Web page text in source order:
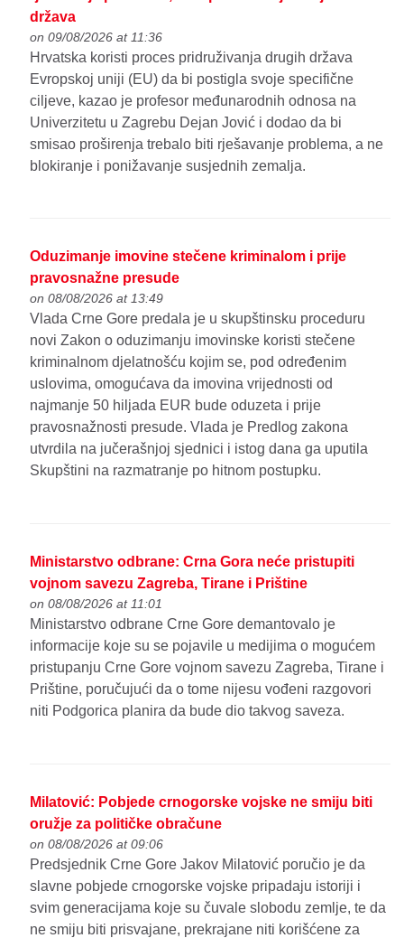
država
on 09/08/2026 at 11:36
Hrvatska koristi proces pridruživanja drugih država
Evropskoj uniji (EU) da bi postigla svoje specifične
ciljeve, kazao je profesor međunarodnih odnosa na
Univerzitetu u Zagrebu Dejan Jović i dodao da bi
smisao proširenja trebalo biti rješavanje problema, a ne
blokiranje i ponižavanje susjednih zemalja.
Oduzimanje imovine stečene kriminalom i prije
pravosnažne presude
on 08/08/2026 at 13:49
Vlada Crne Gore predala je u skupštinsku proceduru
novi Zakon o oduzimanju imovinske koristi stečene
kriminalnom djelatnošću kojim se, pod određenim
uslovima, omogućava da imovina vrijednosti od
najmanje 50 hiljada EUR bude oduzeta i prije
pravosnažnosti presude. Vlada je Predlog zakona
utvrdila na jučerašnjoj sjednici i istog dana ga uputila
Skupštini na razmatranje po hitnom postupku.
Ministarstvo odbrane: Crna Gora neće pristupiti
vojnom savezu Zagreba, Tirane i Prištine
on 08/08/2026 at 11:01
Ministarstvo odbrane Crne Gore demantovalo je
informacije koje su se pojavile u medijima o mogućem
pristupanju Crne Gore vojnom savezu Zagreba, Tirane i
Prištine, poručujući da o tome nijesu vođeni razgovori
niti Podgorica planira da bude dio takvog saveza.
Milatović: Pobjede crnogorske vojske ne smiju biti
oružje za političke obračune
on 08/08/2026 at 09:06
Predsjednik Crne Gore Jakov Milatović poručio je da
slavne pobjede crnogorske vojske pripadaju istoriji i
svim generacijama koje su čuvale slobodu zemlje, te da
ne smiju biti prisvajane, prekrajane niti korišćene za